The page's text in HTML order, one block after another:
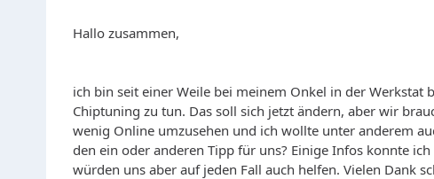
Hallo zusammen,
ich bin seit einer Weile bei meinem Onkel in der
Chiptuning zu tun. Das soll sich jetzt ändern, aber wir
wenig Online umzusehen und ich wollte unter anderem
den ein oder anderen Tipp für uns? Einige Infos konnte
würden uns aber auf jeden Fall auch helfen. Vielen Dank